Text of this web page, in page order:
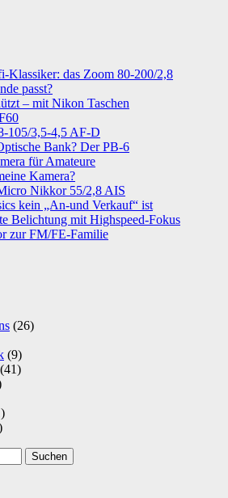
Klassiker: das Zoom 80-200/2,8
passt?
– mit Nikon Taschen
105/3,5-4,5 AF-D
Bank? Der PB-6
für Amateure
Kamera?
Nikkor 55/2,8 AIS
kein „An-und Verkauf“ ist
Belichtung mit Highspeed-Fokus
zur FM/FE-Familie
(26)
(9)
(41)